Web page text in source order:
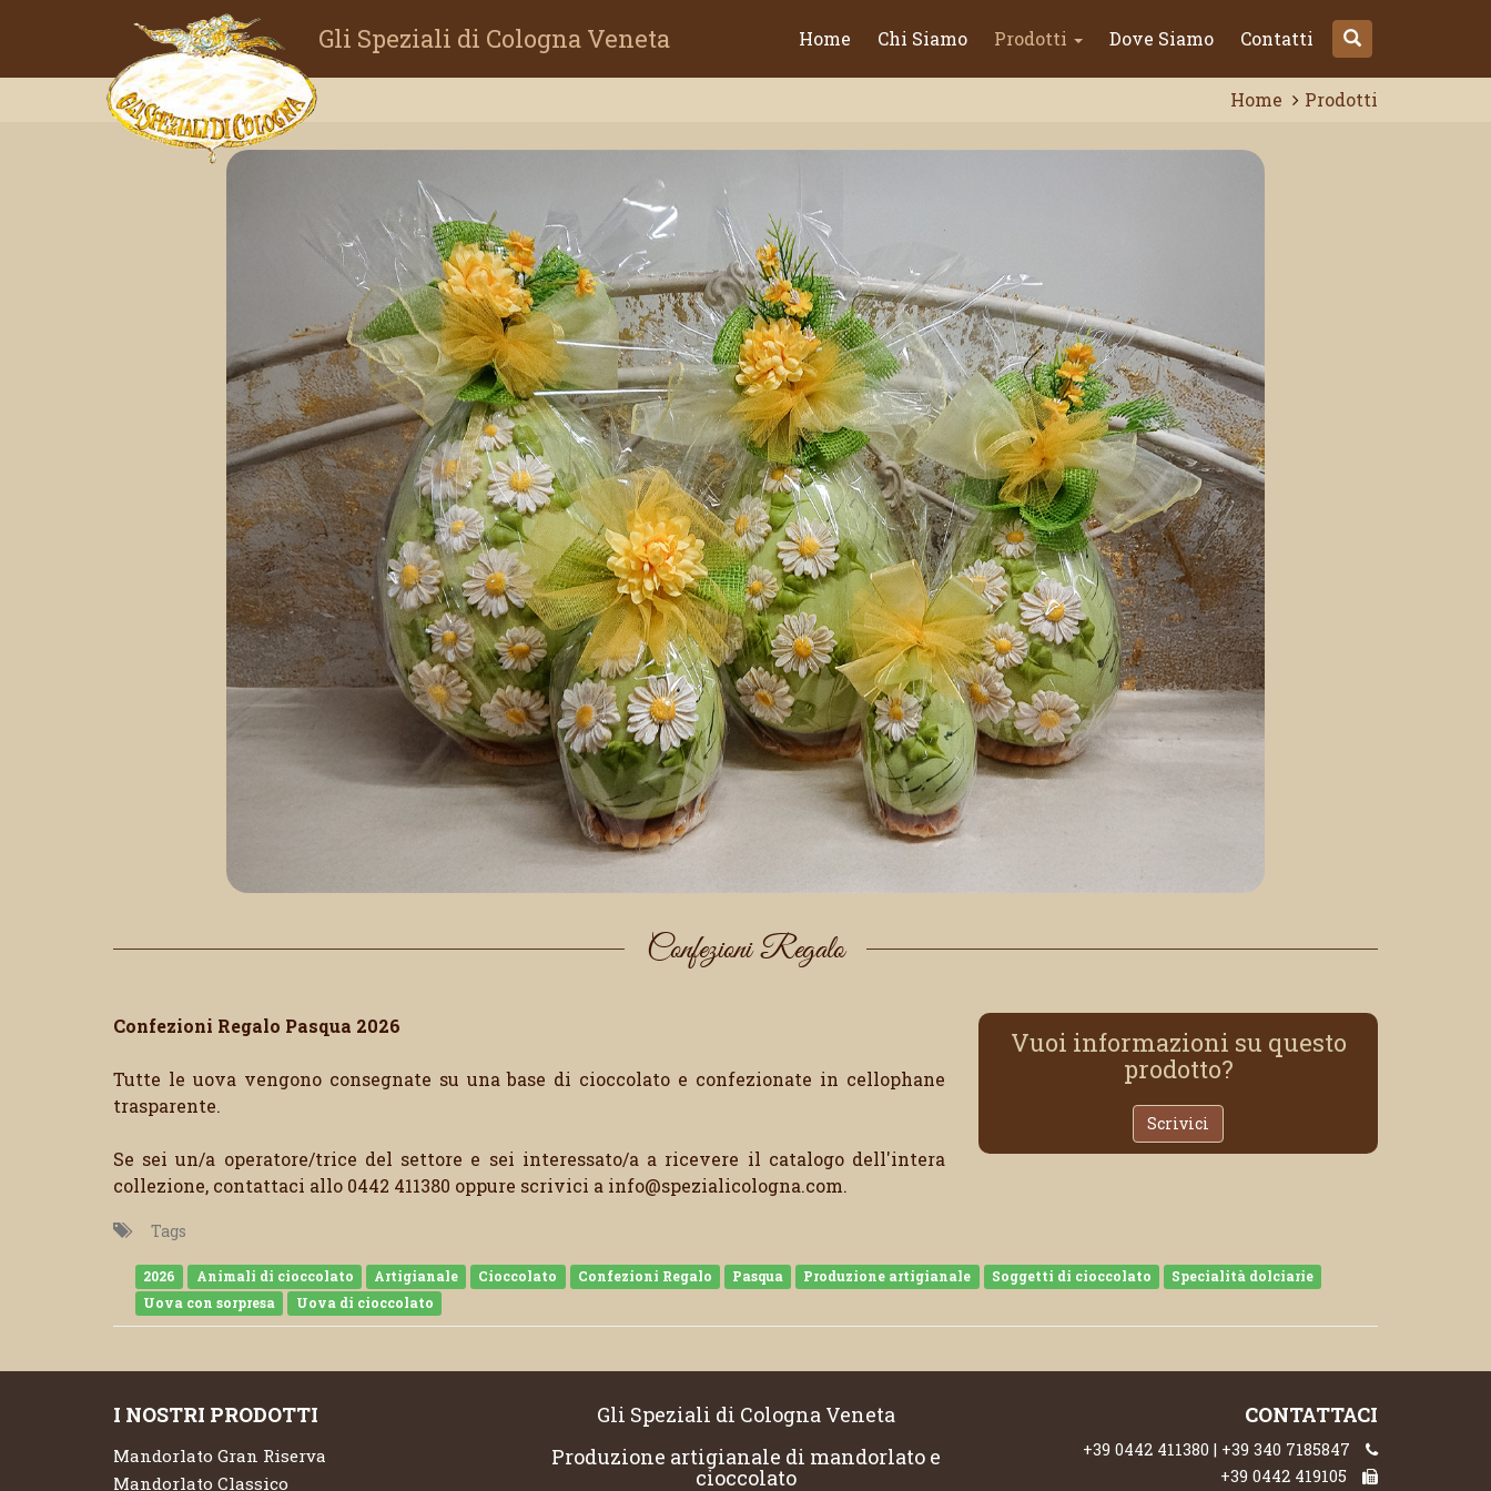
Gli Speziali di Cologna Veneta Home Chi Siamo Prodotti Dove Siamo Contatti
Home Prodotti
Confezioni Regalo
Confezioni Regalo Pasqua 2026
Tutte le uova vengono consegnate su una base di cioccolato e confezionate in cellophane
trasparente.
Se sei un/a operatore/trice del settore e sei interessato/a a ricevere il catalogo dell'intera
collezione, contattaci allo 0442 411380 oppure scrivici a info@spezialicologna.com.
Vuoi informazioni su questo
prodotto?
Scrivici
Tags
2026 Animali di cioccolato Artigianale Cioccolato Confezioni Regalo Pasqua Produzione artigianale Soggetti di cioccolato
Specialità dolciarie
Uova con sorpresa
Uova di cioccolato
I NOSTRI PRODOTTI
Mandorlato Gran Riserva
Mandorlato Classico
Gli Speziali di Cologna Veneta
Produzione artigianale di mandorlato e
cioccolato
CONTATTACI
+39 0442 411380 | +39 340 7185847
+39 0442 419105